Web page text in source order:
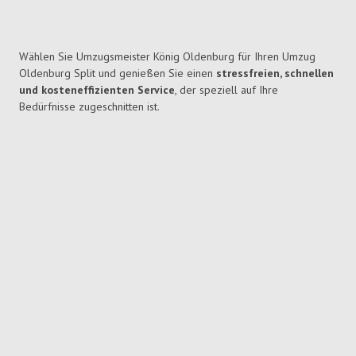
Wählen Sie Umzugsmeister König Oldenburg für Ihren Umzug
Oldenburg Split und genießen Sie einen stressfreien, schnellen
und kosteneffizienten Service, der speziell auf Ihre
Bedürfnisse zugeschnitten ist.